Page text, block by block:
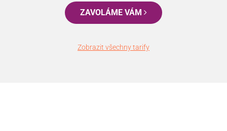
ZAVOLÁME VÁM
Zobrazit všechny tarify